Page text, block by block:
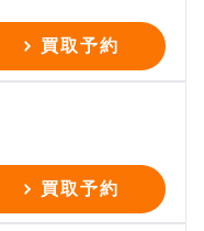
買取予約
買取予約